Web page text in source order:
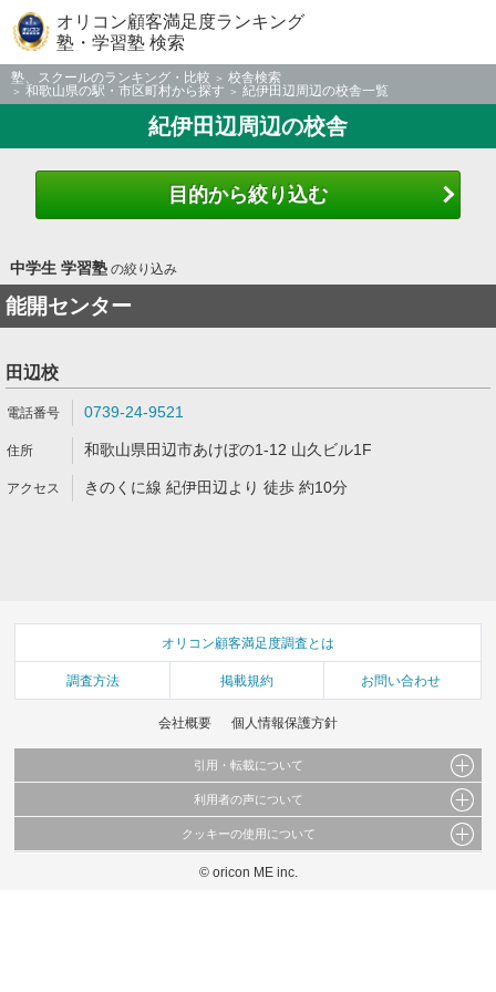
オリコン顧客満足度ランキング
塾・学習塾 検索
塾、スクールのランキング・比較
校舎検索
和歌山県の駅・市区町村から探す
紀伊田辺周辺の校舎一覧
紀伊田辺周辺の校舎
目的から絞り込む
中学生 学習塾の絞り込み
能開センター
田辺校
0739-24-9521
和歌山県田辺市あけぼの1-12 山久ビル1F
きのくに線 紀伊田辺より 徒歩 約10分
オリコン顧客満足度調査とは
調査方法 掲載規約 お問い合わせ
会社概要 個人情報保護方針
引用・転載について
当サイトで公開されている情報（文字、写真、イラスト、画像データ等）及びこれらの配
これらの情報を権利者の許可なく無断転載・複製などの二次利用を行うことは固く禁じて
利用者の声について
当サイトに掲載している内容はすべてサービスの利用者が提出された見解・感想です。
弊社の見解・ 意見ではないことをご理解いただいた上でご覧ください。
クッキーの使用について
このサイトでは Cookie を使用して、ユーザーに合わせたコンテンツや広告の表示、ソー
© oricon ME inc.